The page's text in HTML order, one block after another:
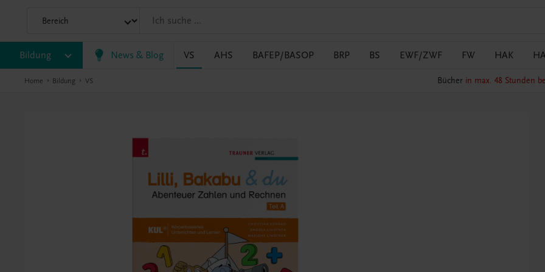
Bildung News & Blog VS AHS BAFEP/BASOP BRP BS EWF/ZWF FW HAK
Home Bildung VS Bücher in max. 48 Stunden